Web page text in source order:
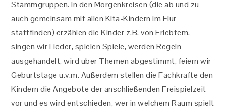
Stammgruppen. In den Morgenkreisen (die ab und zu
auch gemeinsam mit allen Kita-Kindern im Flur
stattfinden) erzählen die Kinder z.B. von Erlebtem,
singen wir Lieder, spielen Spiele, werden Regeln
ausgehandelt, wird über Themen abgestimmt, feiern wir
Geburtstage u.v.m. Außerdem stellen die Fachkräfte den
Kindern die Angebote der anschließenden Freispielzeit
vor und es wird entschieden, wer in welchem Raum spielt